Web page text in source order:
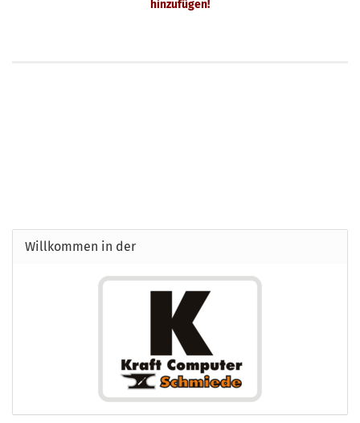
hinzufügen!
Willkommen in der